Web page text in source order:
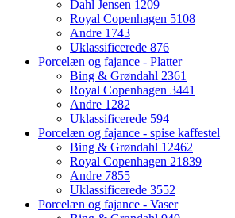
Dahl Jensen 1209
Royal Copenhagen 5108
Andre 1743
Uklassificerede 876
Porcelæn og fajance - Platter
Bing & Grøndahl 2361
Royal Copenhagen 3441
Andre 1282
Uklassificerede 594
Porcelæn og fajance - spise kaffestel
Bing & Grøndahl 12462
Royal Copenhagen 21839
Andre 7855
Uklassificerede 3552
Porcelæn og fajance - Vaser